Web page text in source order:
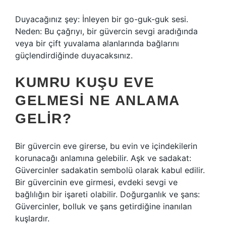
Duyacağınız şey: İnleyen bir go-guk-guk sesi.
Neden: Bu çağrıyı, bir güvercin sevgi aradığında
veya bir çift yuvalama alanlarında bağlarını
güçlendirdiğinde duyacaksınız.
KUMRU KUŞU EVE
GELMESI NE ANLAMA
GELIR?
Bir güvercin eve girerse, bu evin ve içindekilerin
korunacağı anlamına gelebilir. Aşk ve sadakat:
Güvercinler sadakatin sembolü olarak kabul edilir.
Bir güvercinin eve girmesi, evdeki sevgi ve
bağlılığın bir işareti olabilir. Doğurganlık ve şans:
Güvercinler, bolluk ve şans getirdiğine inanılan
kuşlardır.